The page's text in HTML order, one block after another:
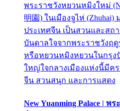
พระราชวังหยวนหมิงใหม่
明園) ในเมืองจูไห่ (Zhuhai)
ประเทศจีน เป็นสวนและสถ
บันดาลใจจากพระราชวังฤดูร้
หรือหยวนหมิงหยวนในกรุ
ใหญ่ใจกลางเมืองแห่งนี้มีค
จีน สวนสนุก และการแสดง
New Yuanming Palace |